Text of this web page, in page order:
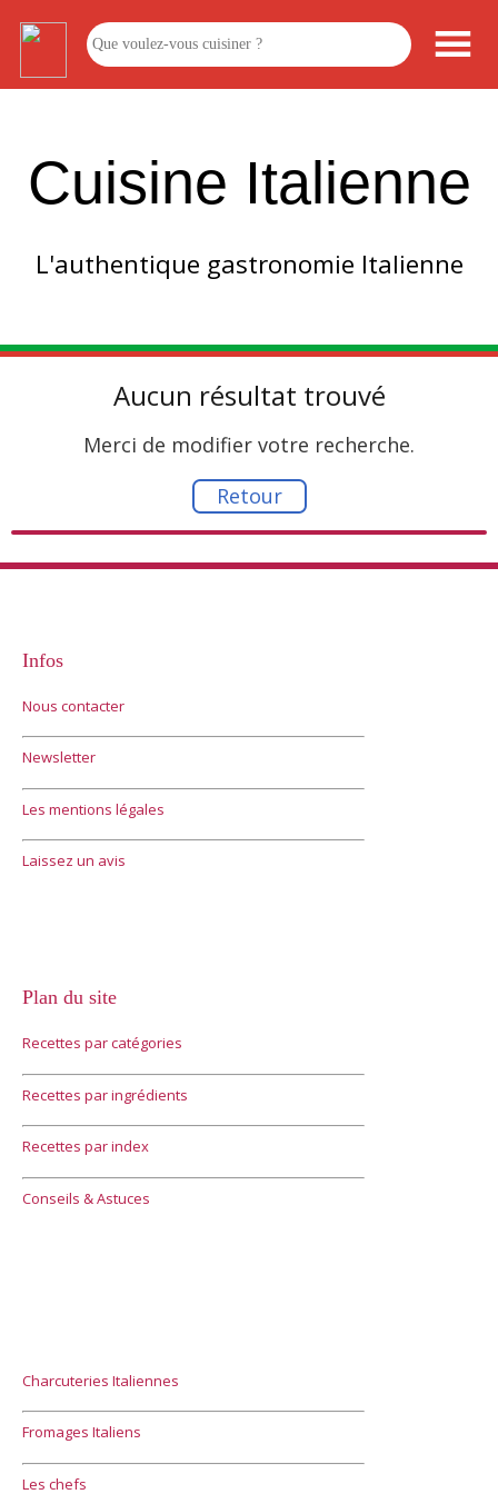
Cuisine Italienne
L'authentique gastronomie Italienne
Aucun résultat trouvé
Merci de modifier votre recherche.
Retour
Infos
Nous contacter
Newsletter
Les mentions légales
Laissez un avis
Plan du site
Recettes par catégories
Recettes par ingrédients
Recettes par index
Conseils & Astuces
Charcuteries Italiennes
Fromages Italiens
Les chefs